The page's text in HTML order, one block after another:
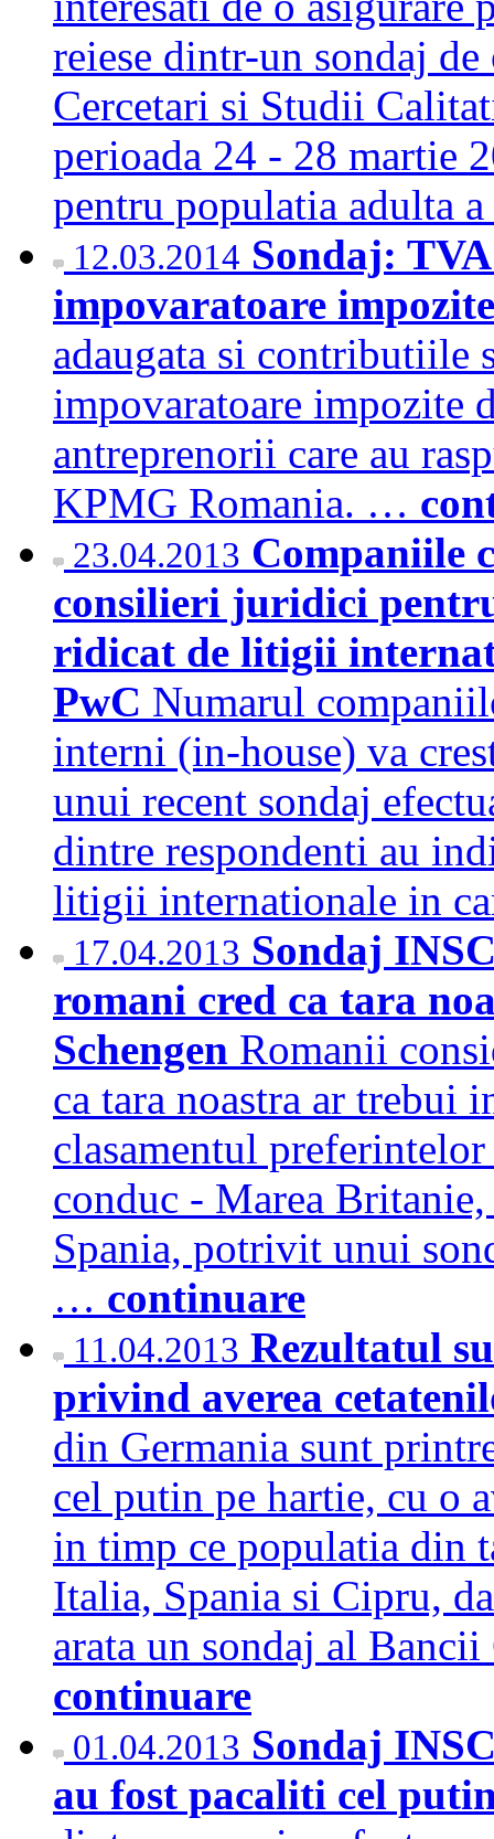
reiese dintr-un sondaj
Cercetari si Studii
perioada 24 - 28 martie
pentru populatia adulta
12.03.2014 Sondaj:
impovaratoare
adaugata si contributiile
impovaratoare impozite
antreprenorii care au
KPMG Romania. …
23.04.2013 Companiile
consilieri juridici
ridicat de litigii
PwC Numarul
interni (in-house) va
unui recent sondaj
dintre respondenti au
litigii internationale in
17.04.2013 Sondaj
romani cred ca tara
Schengen Romanii
ca tara noastra ar trebui
clasamentul preferintelor
conduc - Marea
Spania, potrivit unui
… continuare
11.04.2013 Rezultatul
privind averea
din Germania sunt
cel putin pe hartie, cu o
in timp ce populatia din
Italia, Spania si Cipru,
arata un sondaj al
continuare
01.04.2013 Sondaj
au fost pacaliti cel